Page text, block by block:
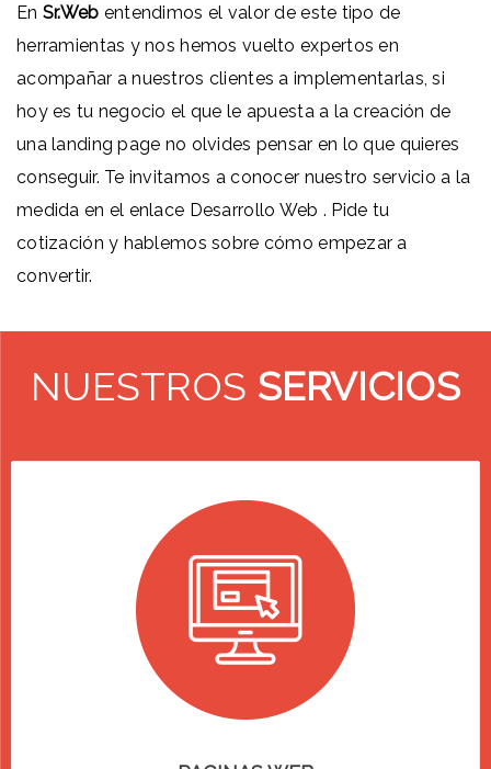
En Sr.Web entendimos el valor de este tipo de
herramientas y nos hemos vuelto expertos en
acompañar a nuestros clientes a implementarlas, si
hoy es tu negocio el que le apuesta a la creación de
una landing page no olvides pensar en lo que quieres
conseguir. Te invitamos a conocer nuestro servicio a la
medida en el enlace Desarrollo Web . Pide tu
cotización y hablemos sobre cómo empezar a
convertir.
NUESTROS SERVICIOS